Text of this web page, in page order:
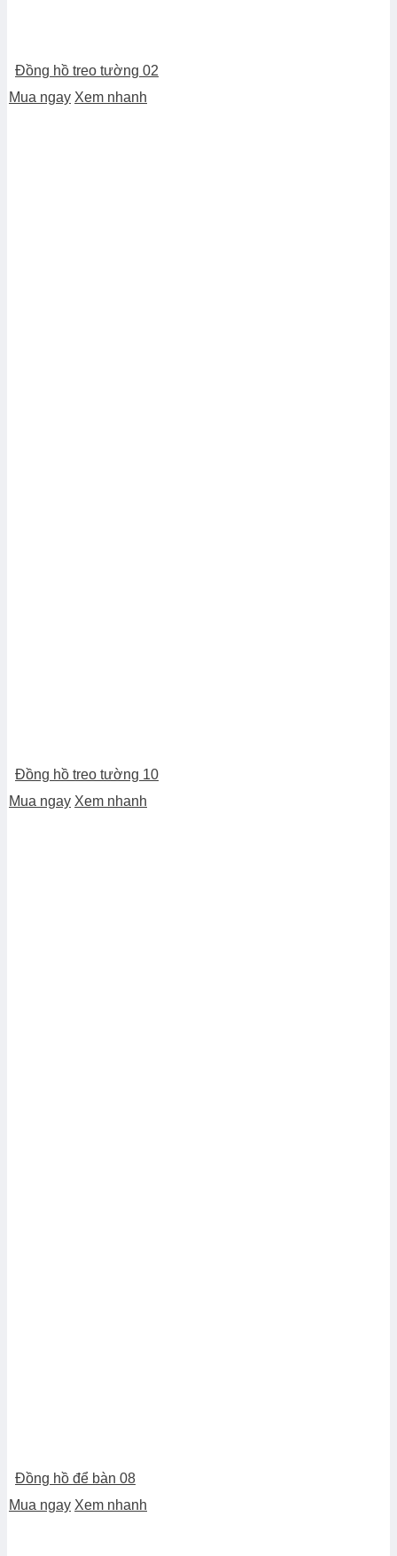
Đồng hồ treo tường 02
Mua ngay Xem nhanh
Đồng hồ treo tường 10
Mua ngay Xem nhanh
Đồng hồ để bàn 08
Mua ngay Xem nhanh